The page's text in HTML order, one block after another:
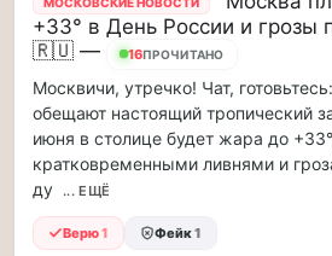
Москве
Чайковского!…
Друзья,
приглашаем
на
музыкальную
прогулку
по
Москве
инсайды
Москвы
+33° в День России и грозы
🇷🇺 —
16ПРОЧИТАНО
Москвичи, утречко! Чат,
обещают настоящий тропический
июня в столице будет жара до
кратковременными ливнями и
ду ... ЕЩЁ
Верю1 Фейк1